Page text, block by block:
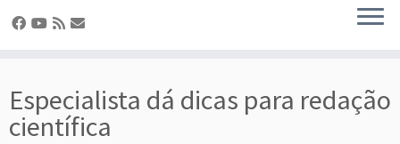
content
Especialista dá dicas para redação
científica